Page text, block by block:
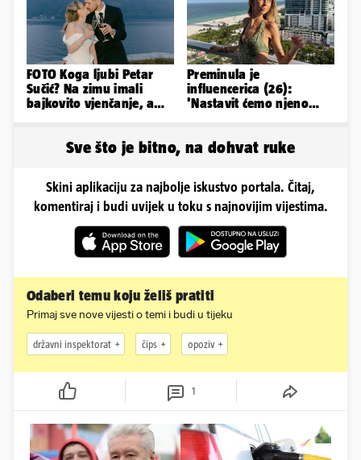
FOTO Koga ljubi Petar
Sučić? Na zimu imali
bajkovito vjenčanje, a
Preminula je
influencerica (26):
'Nastavit ćemo njeno
Sve što je bitno, na dohvat ruke
Skini aplikaciju za najbolje iskustvo portala. Čitaj,
komentiraj i budi uvijek u toku s najnovijim vijestima.
Odaberi temu koju želiš pratiti
Primaj sve nove vijesti o temi i budi u tijeku
državni inspektorat čips opoziv
1